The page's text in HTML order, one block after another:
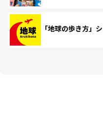
「地球の歩き方」